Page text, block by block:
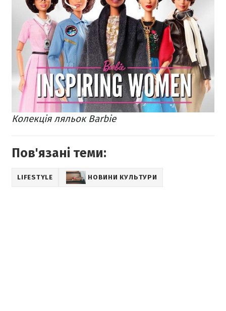
Колекція ляльок Barbie
Пов'язані теми:
LIFESTYLE НОВИНИ КУЛЬТУРИ